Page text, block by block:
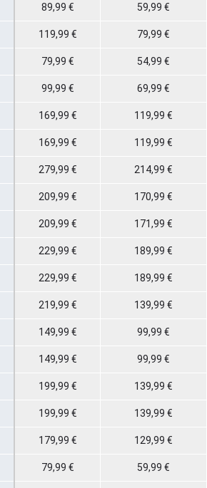
89,99 € 59,99 €
119,99 € 79,99 €
79,99 € 54,99 €
99,99 € 69,99 €
169,99 € 119,99 €
169,99 € 119,99 €
279,99 € 214,99 €
209,99 € 170,99 €
209,99 € 171,99 €
229,99 € 189,99 €
229,99 € 189,99 €
219,99 € 139,99 €
149,99 € 99,99 €
149,99 € 99,99 €
199,99 € 139,99 €
199,99 € 139,99 €
179,99 € 129,99 €
79,99 € 59,99 €